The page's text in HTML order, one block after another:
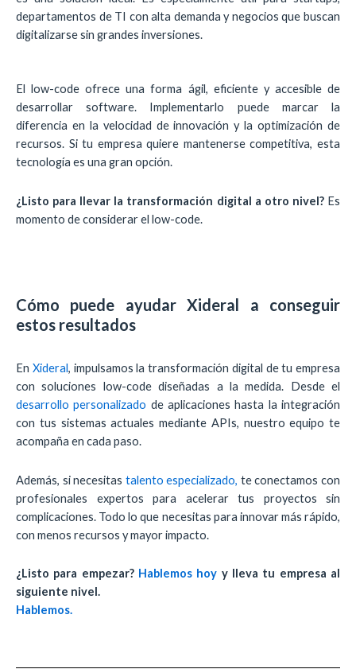
departamentos de TI con alta demanda y negocios que buscan
digitalizarse sin grandes inversiones.
El low-code ofrece una forma ágil, eficiente y accesible de
desarrollar software. Implementarlo puede marcar la
diferencia en la velocidad de innovación y la optimización de
recursos. Si tu empresa quiere mantenerse competitiva, esta
tecnología es una gran opción.
¿Listo para llevar la transformación digital a otro nivel?Es
momento de considerar el low-code.
Cómo puede ayudar Xideral a conseguir
estos resultados
En Xideral, impulsamos la transformación digital de tu empresa
con soluciones low-code diseñadas a la medida. Desde el
desarrollo personalizado de aplicaciones hasta la integración
con tus sistemas actuales mediante APIs, nuestro equipo te
acompaña en cada paso.
Además, si necesitas talento especializado, te conectamos con
profesionales expertos para acelerar tus proyectos sin
complicaciones. Todo lo que necesitas para innovar más rápido,
con menos recursos y mayor impacto.
¿Listo para empezar? Hablemos hoy y lleva tu empresa al
siguiente nivel.
Hablemos.